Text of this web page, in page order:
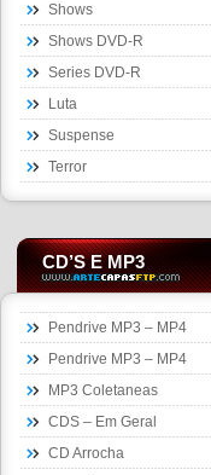
Shows
Shows DVD-R
Series DVD-R
Luta
Suspense
Terror
CD’S E MP3
Pendrive MP3 – MP4
Pendrive MP3 – MP4
MP3 Coletaneas
CDS – Em Geral
CD Arrocha